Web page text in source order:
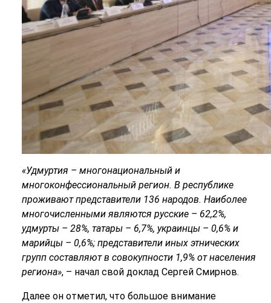
«Удмуртия – многонациональный и
многоконфессиональный регион. В республике
проживают представители 136 народов. Наиболее
многочисленными являются русские – 62,2%,
удмурты – 28%, татары – 6,7%, украинцы – 0,6% и
марийцы – 0,6%; представители иных этнических
групп составляют в совокупности 1,9% от населения
региона», – начал свой доклад Сергей Смирнов.
Далее он отметил, что большое внимание